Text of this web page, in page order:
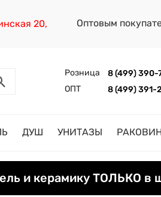
20,
Оптовым
Розница 8 (499) 390-
ОПТ
8 (499) 391-
ДУШ УНИТАЗЫ
и керамику ТОЛЬКО в